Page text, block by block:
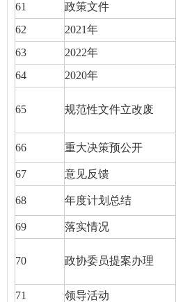
61 政策文件
62
2021年
63
2022年
64
2020年
65 规范性文件立改废
66 重大决策预公开
67 意见反馈
68 年度计划总结
69 落实情况
70 政协委员提案办理
71 领导活动